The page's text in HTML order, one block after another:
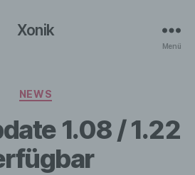
Xonik
Menü
Kategorien
NEWS
1.08 / 1.22